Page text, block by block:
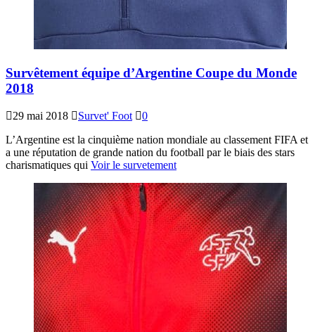
Survêtement équipe d’Argentine Coupe du Monde
2018
29 mai 2018 Survet' Foot
0
L’Argentine est la cinquième nation mondiale au classement FIFA et
a une réputation de grande nation du football par le biais des stars
charismatiques qui Voir le survetement